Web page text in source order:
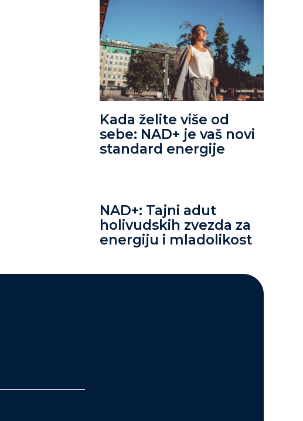
Kada želite više od
sebe: NAD+ je vaš novi
standard energije
NAD+: Tajni adut
holivudskih zvezda za
energiju i mladolikost